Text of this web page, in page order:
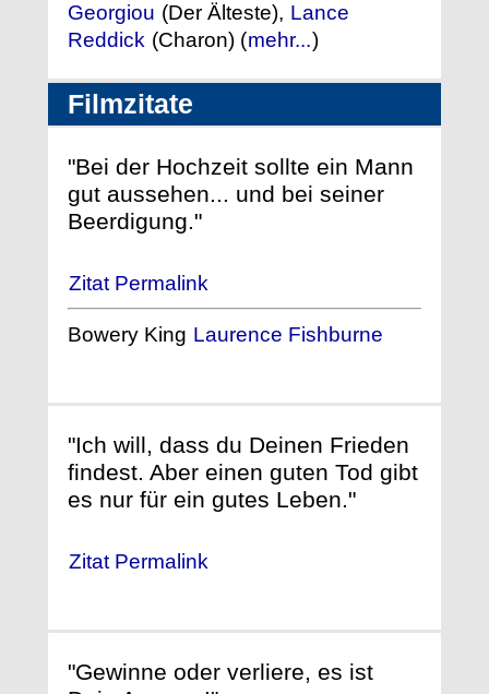
Georgiou (Der Älteste), Lance
Reddick (Charon) (mehr...)
Filmzitate
"Bei der Hochzeit sollte ein Mann
gut aussehen... und bei seiner
Beerdigung."
Zitat Permalink
Bowery King Laurence Fishburne
"Ich will, dass du Deinen Frieden
findest. Aber einen guten Tod gibt
es nur für ein gutes Leben."
Zitat Permalink
"Gewinne oder verliere, es ist